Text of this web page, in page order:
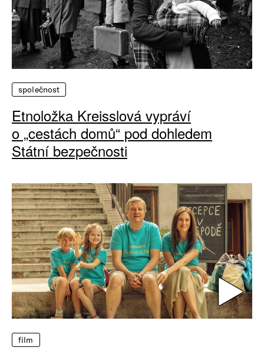
společnost
Etnoložka Kreisslová vypráví
o „cestách domů“ pod dohledem
Státní bezpečnosti
film